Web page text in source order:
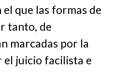
que las formas de
tanto, de
marcadas por la
el juicio facilista e